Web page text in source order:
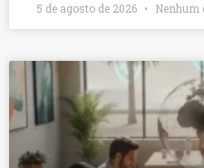
5 de agosto de 2026 Nenhum